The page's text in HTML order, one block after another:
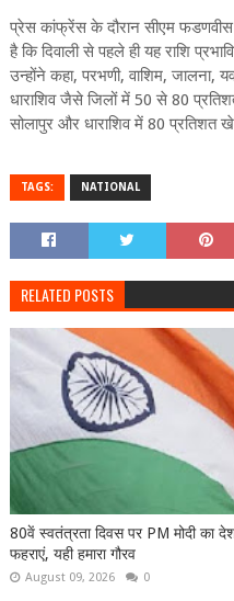
प्रेस कांफ्रेंस के दौरान सीएम फडणवीस
है कि दिवाली से पहले ही यह राशि
उन्होंने कहा, परभणी, वाशिम, जालना,
धाराशिव जैसे जिलों में 50 से 80
सोलापुर और धाराशिव में 80 प्रतिशत
TAGS: NATIONAL
RELATED POSTS
80वें स्वतंत्रता दिवस पर PM मोदी का
फहराएं, यही हमारा गौरव
August 09, 2026 0